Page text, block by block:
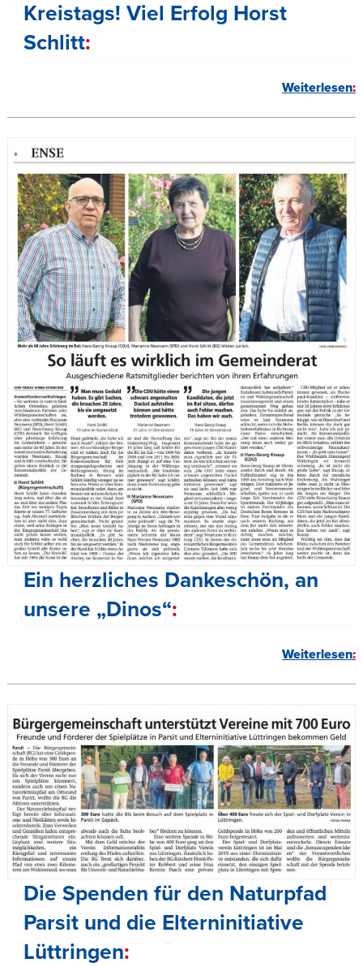
Kreistags! Viel Erfolg Horst
Schlitt
Weiterlesen
Ein herzliches Dankeschön, an
unsere „Dinos“
Weiterlesen
Die Spenden für den Naturpfad
Parsit und die Elterninitiative
Lüttringen